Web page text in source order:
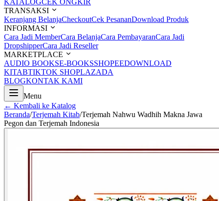
KATALOGCEK ONGKIR
TRANSAKSI
Keranjang BelanjaCheckoutCek PesananDownload Produk
INFORMASI
Cara Jadi MemberCara BelanjaCara PembayaranCara Jadi
DropshipperCara Jadi Reseller
MARKETPLACE
AUDIO BOOKSE-BOOKSSHOPEEDOWNLOAD
KITABTIKTOK SHOPLAZADA
BLOGKONTAK KAMI
Menu
← Kembali ke Katalog
Beranda/Terjemah Kitab/Terjemah Nahwu Wadhih Makna Jawa
Pegon dan Terjemah Indonesia